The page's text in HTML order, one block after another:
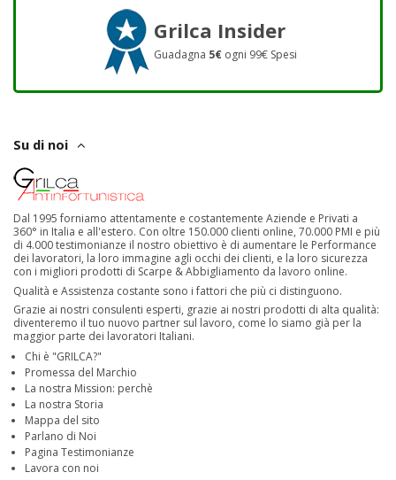
Grilca Insider
Guadagna 5€ ogni 99€ Spesi
Su di noi
Dal 1995 forniamo attentamente e costantemente Aziende e Privati a
360° in Italia e all'estero. Con oltre 150.000 clienti online, 70.000 PMI e più
di 4.000 testimonianze il nostro obiettivo è di aumentare le Performance
dei lavoratori, la loro immagine agli occhi dei clienti, e la loro sicurezza
con i migliori prodotti di Scarpe & Abbigliamento da lavoro online.
Qualità e Assistenza costante sono i fattori che più ci distinguono.
Grazie ai nostri consulenti esperti, grazie ai nostri prodotti di alta qualità:
diventeremo il tuo nuovo partner sul lavoro, come lo siamo già per la
maggior parte dei lavoratori Italiani.
Chi è "GRILCA?"
Promessa del Marchio
La nostra Mission: perchè
La nostra Storia
Mappa del sito
Parlano di Noi
Pagina Testimonianze
Lavora con noi